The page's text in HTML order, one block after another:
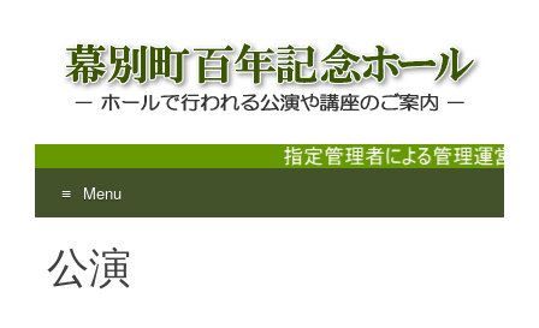
幕別町百年記念ホール
ホールで行われる公演や講座のご案内
Menu
to
content
公演